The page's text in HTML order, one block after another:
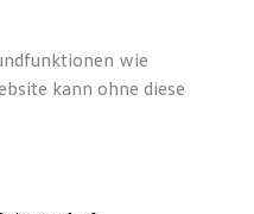
wie
kann ohne diese